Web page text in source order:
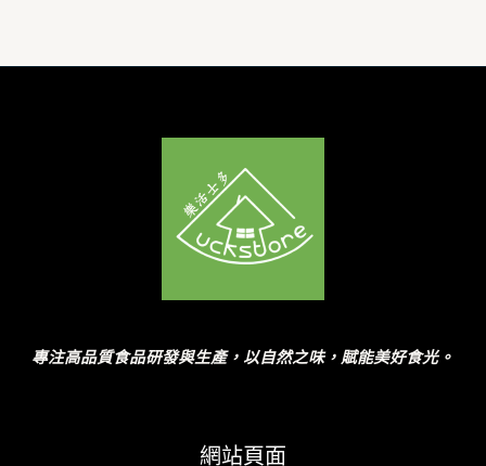
專注高品質食品研發與生產，以自然之味，賦能美好食光。
網站頁面